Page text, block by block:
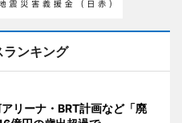
ランキング
リーナ・BRT計画など「廃